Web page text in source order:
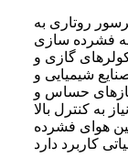
روتاری به
فشرده سازی
گازی و
شیمیایی و
گازهای حساس و
به کنترل بالا
هوای فشرده